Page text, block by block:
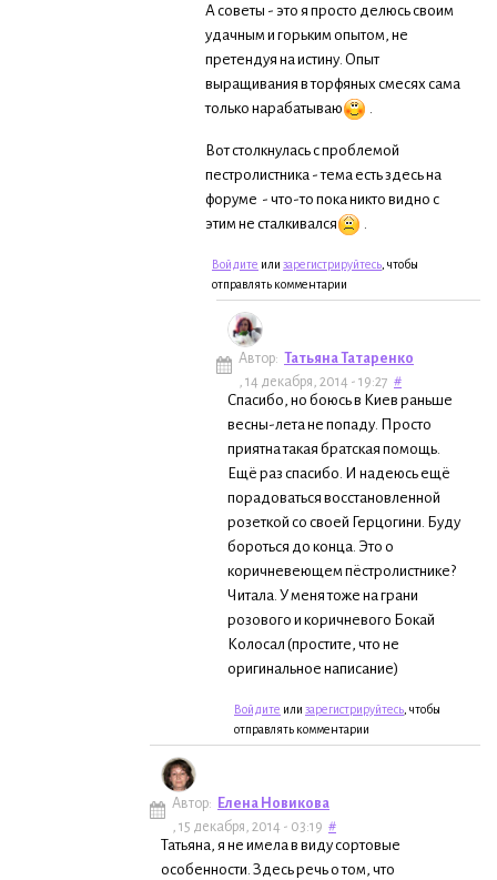
А советы - это я просто делюсь своим
удачным и горьким опытом, не
претендуя на истину. Опыт
выращивания в торфяных смесях сама
только нарабатываю
Вот столкнулась с проблемой
пестролистника - тема есть здесь на
форуме - что-то пока никто видно с
этим не сталкивался
Войдите или зарегистрируйтесь , чтобы
отправлять комментарии
Автор: Татьяна Татаренко
, 14 декабря, 2014 - 19:27 #
Спасибо, но боюсь в Киев раньше
весны-лета не попаду. Просто
приятна такая братская помощь.
Ещё раз спасибо. И надеюсь ещё
порадоваться восстановленной
розеткой со своей Герцогини. Буду
бороться до конца. Это о
коричневеющем пёстролистнике?
Читала. У меня тоже на грани
розового и коричневого Бокай
Колосал (простите, что не
оригинальное написание)
Войдите или зарегистрируйтесь , чтобы
отправлять комментарии
Автор: Елена Новикова
, 15 декабря, 2014 - 03:19 #
Татьяна, я не имела в виду сортовые
особенности. Здесь речь о том, что